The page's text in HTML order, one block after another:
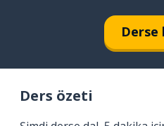
Derse
Ders özeti